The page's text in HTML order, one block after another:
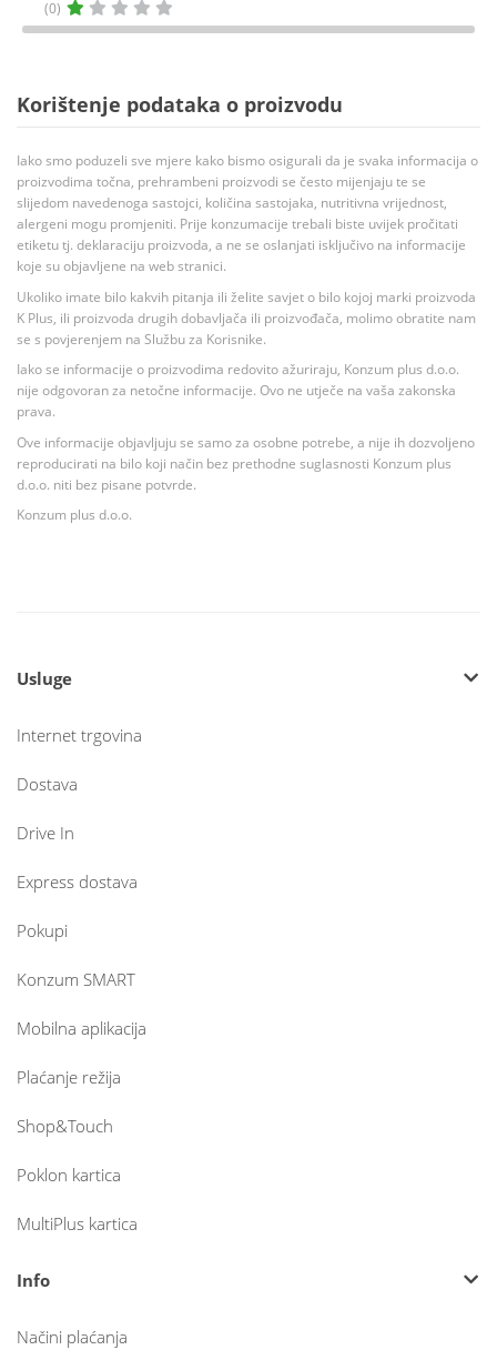
(0)
Korištenje podataka o proizvodu
Iako smo poduzeli sve mjere kako bismo osigurali da je svaka informacija o
proizvodima točna, prehrambeni proizvodi se često mijenjaju te se
slijedom navedenoga sastojci, količina sastojaka, nutritivna vrijednost,
alergeni mogu promjeniti. Prije konzumacije trebali biste uvijek pročitati
etiketu tj. deklaraciju proizvoda, a ne se oslanjati isključivo na informacije
koje su objavljene na web stranici.
Ukoliko imate bilo kakvih pitanja ili želite savjet o bilo kojoj marki proizvoda
K Plus, ili proizvoda drugih dobavljača ili proizvođača, molimo obratite nam
se s povjerenjem na Službu za Korisnike.
Iako se informacije o proizvodima redovito ažuriraju, Konzum plus d.o.o.
nije odgovoran za netočne informacije. Ovo ne utječe na vaša zakonska
prava.
Ove informacije objavljuju se samo za osobne potrebe, a nije ih dozvoljeno
reproducirati na bilo koji način bez prethodne suglasnosti Konzum plus
d.o.o. niti bez pisane potvrde.
Konzum plus d.o.o.
Usluge
Internet trgovina
Dostava
Drive In
Express dostava
Pokupi
Konzum SMART
Mobilna aplikacija
Plaćanje režija
Shop&Touch
Poklon kartica
MultiPlus kartica
Info
Načini plaćanja